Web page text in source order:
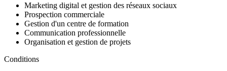
Marketing digital et gestion des réseaux sociaux
Prospection commerciale
Gestion d'un centre de formation
Communication professionnelle
Organisation et gestion de projets
Conditions